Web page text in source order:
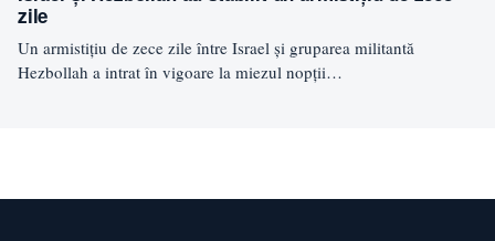
zile
Un armistițiu de zece zile între Israel și gruparea militantă
Hezbollah a intrat în vigoare la miezul nopții…